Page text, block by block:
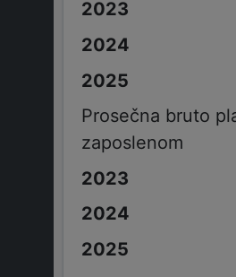
Prosečna bruto
zaposlenom